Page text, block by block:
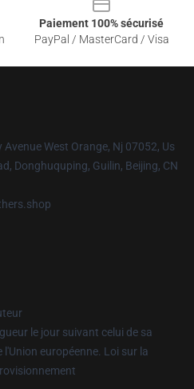
Paiement 100% sécurisé
PayPal / MasterCard / Visa
Avenue West Orange, Nj 07052, Us
Donghuquping, Guilin, Beijing, CN
le jour suivant celui de sa
européenne. Loi sur la